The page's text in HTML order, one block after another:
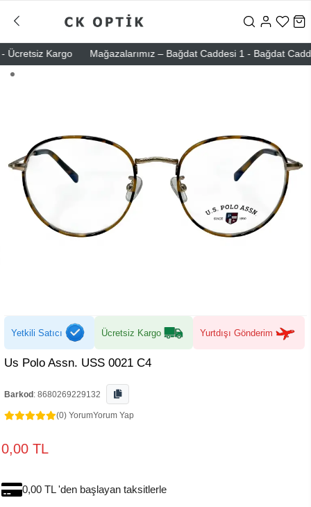
Kargo Mağazalarımız – Bağdat Caddesi 1 - Bağdat
Yetkili Satıcı Ücretsiz Kargo Yurtdışı Gönderim
Us Polo Assn. USS 0021 C4
Barkod : 8680269229132
(0) YorumYorum Yap
0,00 TL
0,00 TL 'den başlayan taksitlerle